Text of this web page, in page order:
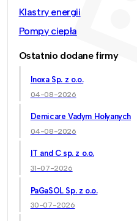
Klastry energii
Pompy ciepła
Ostatnio dodane firmy
Inoxa Sp. z o.o.
04-08-2026
Demicare Vadym Holyanych
04-08-2026
IT and C sp. z o.o.
31-07-2026
PaGaSOL Sp. z o.o.
30-07-2026